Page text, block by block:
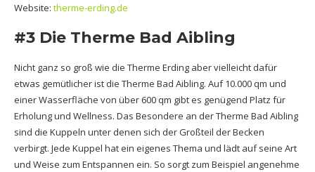
Website: therme-erding.de
#3 Die Therme Bad Aibling
Nicht ganz so groß wie die Therme Erding aber vielleicht dafür
etwas gemütlicher ist die Therme Bad Aibling. Auf 10.000 qm und
einer Wasserfläche von über 600 qm gibt es genügend Platz für
Erholung und Wellness. Das Besondere an der Therme Bad Aibling
sind die Kuppeln unter denen sich der Großteil der Becken
verbirgt. Jede Kuppel hat ein eigenes Thema und lädt auf seine Art
und Weise zum Entspannen ein. So sorgt zum Beispiel angenehme